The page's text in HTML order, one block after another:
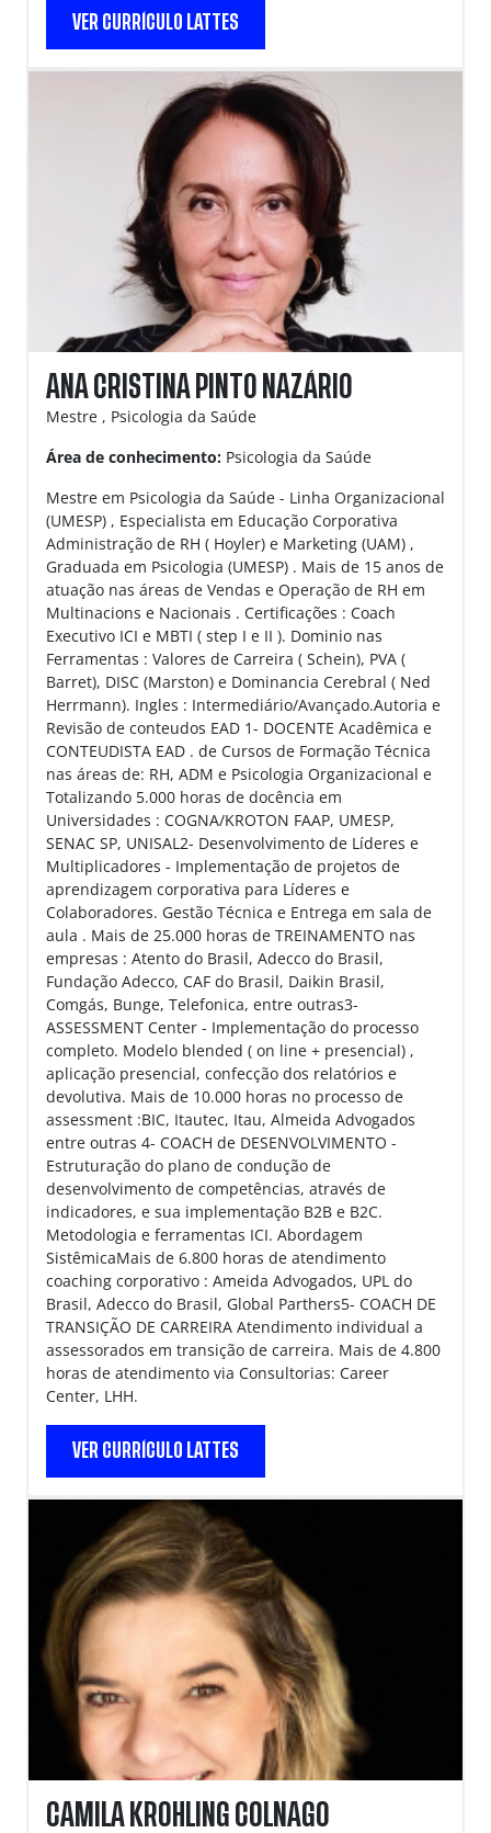
VER CURRÍCULO LATTES
ANA CRISTINA PINTO NAZÁRIO
Mestre , Psicologia da Saúde
Área de conhecimento: Psicologia da Saúde
Mestre em Psicologia da Saúde - Linha Organizacional
(UMESP) , Especialista em Educação Corporativa
Administração de RH ( Hoyler) e Marketing (UAM) ,
Graduada em Psicologia (UMESP) . Mais de 15 anos de
atuação nas áreas de Vendas e Operação de RH em
Multinacions e Nacionais . Certificações : Coach
Executivo ICI e MBTI ( step I e II ). Dominio nas
Ferramentas : Valores de Carreira ( Schein), PVA (
Barret), DISC (Marston) e Dominancia Cerebral ( Ned
Herrmann). Ingles : Intermediário/Avançado.Autoria e
Revisão de conteudos EAD 1- DOCENTE Acadêmica e
CONTEUDISTA EAD . de Cursos de Formação Técnica
nas áreas de: RH, ADM e Psicologia Organizacional e
Totalizando 5.000 horas de docência em
Universidades : COGNA/KROTON FAAP, UMESP,
SENAC SP, UNISAL2- Desenvolvimento de Líderes e
Multiplicadores - Implementação de projetos de
aprendizagem corporativa para Líderes e
Colaboradores. Gestão Técnica e Entrega em sala de
aula . Mais de 25.000 horas de TREINAMENTO nas
empresas : Atento do Brasil, Adecco do Brasil,
Fundação Adecco, CAF do Brasil, Daikin Brasil,
Comgás, Bunge, Telefonica, entre outras3-
ASSESSMENT Center - Implementação do processo
completo. Modelo blended ( on line + presencial) ,
aplicação presencial, confecção dos relatórios e
devolutiva. Mais de 10.000 horas no processo de
assessment :BIC, Itautec, Itau, Almeida Advogados
entre outras 4- COACH de DESENVOLVIMENTO -
Estruturação do plano de condução de
desenvolvimento de competências, através de
indicadores, e sua implementação B2B e B2C.
Metodologia e ferramentas ICI. Abordagem
SistêmicaMais de 6.800 horas de atendimento
coaching corporativo : Ameida Advogados, UPL do
Brasil, Adecco do Brasil, Global Parthers5- COACH DE
TRANSIÇÃO DE CARREIRA Atendimento individual a
assessorados em transição de carreira. Mais de 4.800
horas de atendimento via Consultorias: Career
Center, LHH.
VER CURRÍCULO LATTES
CAMILA KROHLING COLNAGO